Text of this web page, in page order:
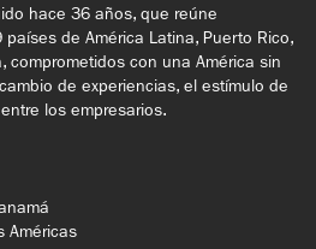
hace 36 años, que reúne
de América Latina, Puerto Rico,
comprometidos con una América sin
de experiencias, el estímulo de
los empresarios.
Américas